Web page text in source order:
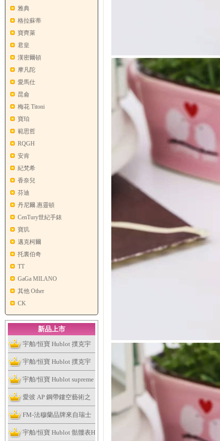
雅典
格拉蘇蒂
寶齊萊
君皇
漢密爾頓
摩凡陀
愛馬仕
昆侖
梅花 Titoni
寶珀
範思哲
RQGH
安肯
紀梵希
香奈兒
芬迪
丹尼爾.惠靈頓
CenTury世紀手錶
寶玑
邁克柯爾
托裏伯奇
TT
GaGa MILANO
其他 Other
CK
新品上市
宇舶/恒寶 Hublot 撲克宇
舶表全新個性撲克系列腕
表捉緊浮華的趣味
宇舶/恒寶 Hublot 撲克宇
舶表全新個性撲克系列腕
表捉緊浮華的趣味
宇舶/恒寶 Hublot supreme
讓這個夏天大膽露出妳的
手表
愛彼 AP 鋼帶鏤空藝術之
作，全新皇家橡樹系列雙
擺輪鏤空腕表
FM-法穆蘭品牌來自瑞士
日內瓦
宇舶/恒寶 Hublot 骷髏表H